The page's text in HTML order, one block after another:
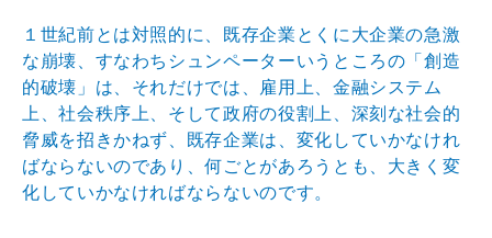
１世紀前とは対照的に、既存企業とくに大企業の急激
な崩壊、すなわちシュンペーターいうところの「創造
的破壊」は、それだけでは、雇用上、金融システム
上、社会秩序上、そして政府の役割上、深刻な社会的
脅威を招きかねず、既存企業は、変化していかなけれ
ばならないのであり、何ごとがあろうとも、大きく変
化していかなければならないのです。